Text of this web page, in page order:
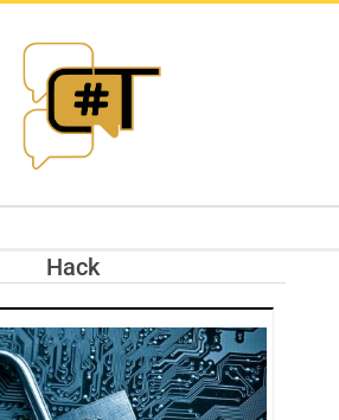
RIVISTA
TRENDS
Hack